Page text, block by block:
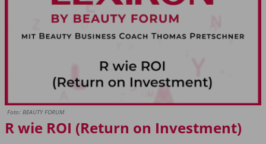
Foto: BEAUTY FORUM
R wie ROI (Return on Investment)